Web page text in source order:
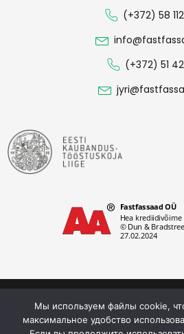
(+372) 58
(+372) 51
Политика
Fastfassaad OÜ © 2026. Все
Мы используем файлы cookie,
максимальное удобство